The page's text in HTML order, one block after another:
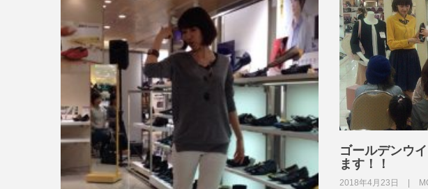
ゴールデンウ
ます！！
2018年4月23日